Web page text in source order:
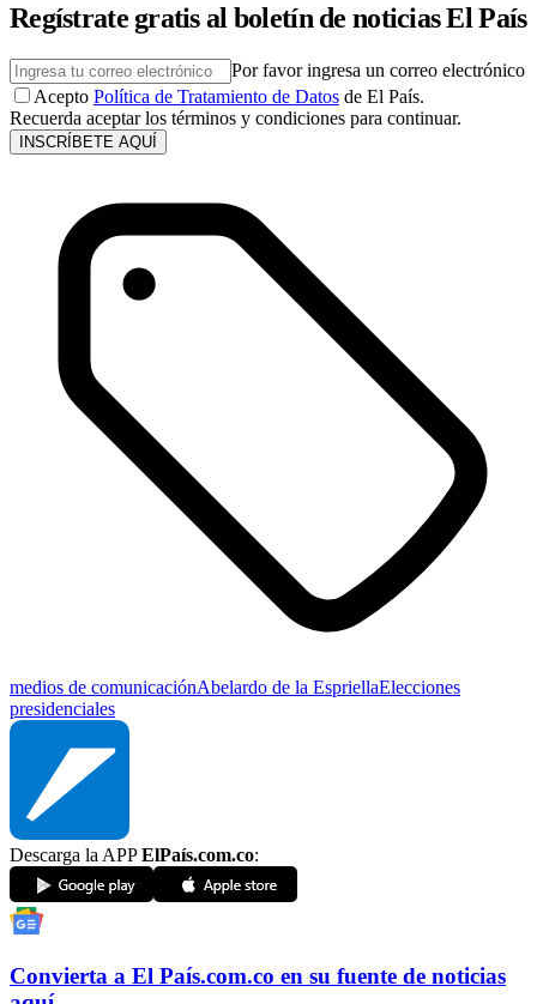
Regístrate gratis al boletín de noticias El País
Por favor ingresa un correo electrónico
Acepto Política de Tratamiento de Datos de El País.
Recuerda aceptar los términos y condiciones para continuar.
INSCRÍBETE AQUÍ
medios de comunicaciónAbelardo de la EspriellaElecciones
presidenciales
Descarga la APPElPaís.com.co:
Convierta a El País.com.co en su fuente de noticias